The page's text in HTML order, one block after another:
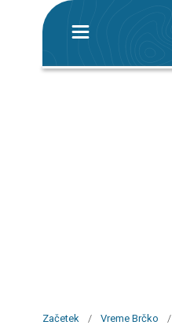
Začetek / Vreme Brčko /